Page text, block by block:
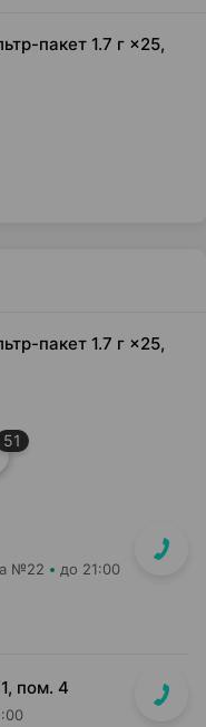
пакет 1.7 г ×25,
пакет 1.7 г ×25,
51
№22 до 21:00
пом. 4